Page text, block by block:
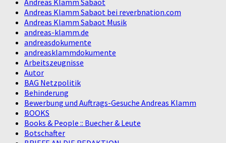
Andreas Klamm Sabaot bei reverbnation.com
Andreas Klamm Sabaot Musik
andreas-klamm.de
andreasdokumente
andreasklammdokumente
Arbeitszeugnisse
Autor
BAG Netzpolitik
Behinderung
Bewerbung und Auftrags-Gesuche Andreas Klamm
BOOKS
Books & People :: Buecher & Leute
Botschafter